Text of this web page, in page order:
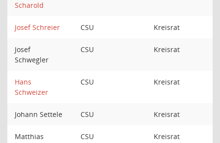
Scharold
Josef Schreier CSU Kreisrat
Josef
Schwegler
CSU Kreisrat
Hans
Schweizer
CSU Kreisrat
Johann Settele CSU Kreisrat
Matthias
CSU Kreisrat